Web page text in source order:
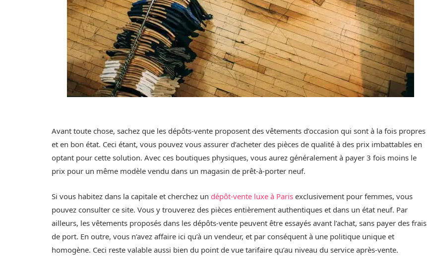
Avant toute chose, sachez que les dépôts-vente proposent des vêtements d’occasion qui sont à la fois propres
et en bon état. Ceci étant, vous pouvez vous assurer d’acheter des pièces de qualité à des prix imbattables en
optant pour cette solution. Avec ces boutiques physiques, vous aurez généralement à payer 3 fois moins le
prix pour un même modèle vendu dans un magasin de prêt-à-porter neuf.
Si vous habitez dans la capitale et cherchez un dépôt-vente luxe à Paris exclusivement pour femmes, vous
pouvez consulter ce site. Vous y trouverez des pièces entièrement authentiques et dans un état neuf. Par
ailleurs, les vêtements proposés dans les dépôts-vente peuvent être essayés avant l’achat, sans payer des frais
de port. En outre, vous n’avez affaire ici qu’à un vendeur, et par conséquent à une politique unique et
homogène. Ceci reste valable aussi bien du point de vue tarifaire qu’au niveau du service après-vente.